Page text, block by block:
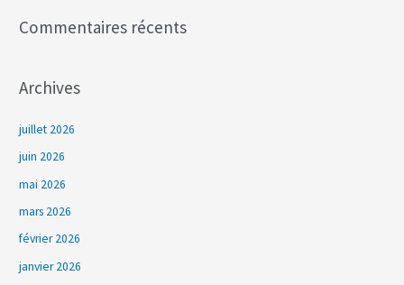
Commentaires récents
Archives
juillet 2026
juin 2026
mai 2026
mars 2026
février 2026
janvier 2026